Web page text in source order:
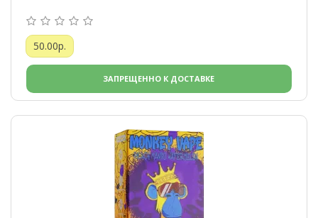
50.00р.
ЗАПРЕЩЕННО К ДОСТАВКЕ